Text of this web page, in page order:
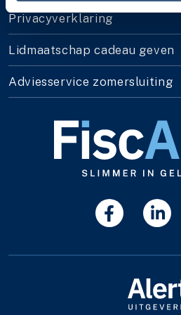
Privacyverklaring
Lidmaatschap cadeau geven
Adviesservice zomersluiting